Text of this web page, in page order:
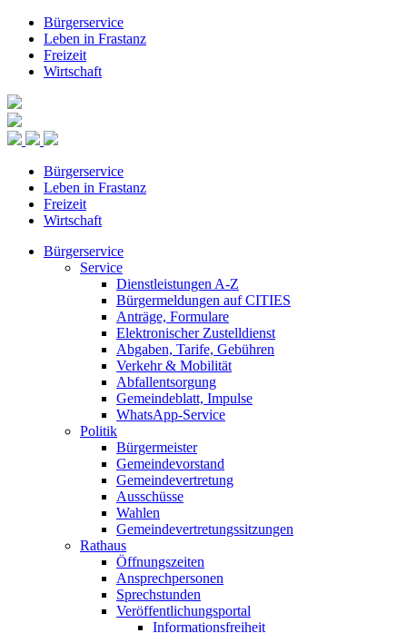
Bürgerservice
Leben in Frastanz
Freizeit
Wirtschaft
Bürgerservice
Leben in Frastanz
Freizeit
Wirtschaft
Bürgerservice
Service
Dienstleistungen A-Z
Bürgermeldungen auf CITIES
Anträge, Formulare
Elektronischer Zustelldienst
Abgaben, Tarife, Gebühren
Verkehr & Mobilität
Abfallentsorgung
Gemeindeblatt, Impulse
WhatsApp-Service
Politik
Bürgermeister
Gemeindevorstand
Gemeindevertretung
Ausschüsse
Wahlen
Gemeindevertretungssitzungen
Rathaus
Öffnungszeiten
Ansprechpersonen
Sprechstunden
Veröffentlichungsportal
Informationsfreiheit